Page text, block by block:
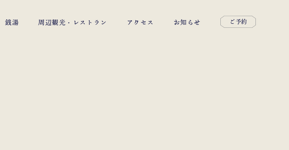
銭湯 周辺観光・レストラン アクセス お知らせ ご予約